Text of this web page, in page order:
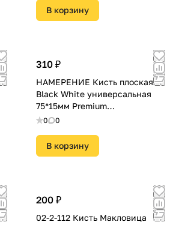
В корзину
310 ₽
НАМЕРЕНИЕ Кисть плоская
Black White универсальная
75*15мм Premium
сереб.щетина 2К ручка 860-
0 0
В корзину
200 ₽
02-2-112 Кисть Макловица